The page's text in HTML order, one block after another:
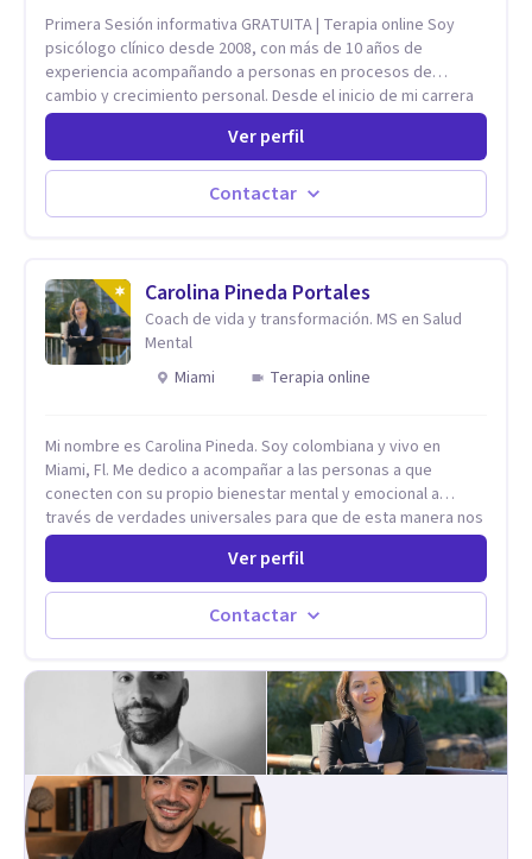
Primera Sesión informativa GRATUITA | Terapia online Soy
psicólogo clínico desde 2008, con más de 10 años de
experiencia acompañando a personas en procesos de
cambio y crecimiento personal. Desde el inicio de mi carrera
me dedico al ámbito clínico y, en paralelo, trabajé 8 años
como docente universitario e integré proyectos de
investigación en psicología. Mi enfoque es cognitivo-
conductual e integrativo, lo que significa que utilizo técnicas
respaldadas por la evidencia científica, adaptándolas a tus
procesos de desarrollo personal Autoconocimiento y
fortalecimiento de habilidades sociales
Ver perfil
Contactar
Carolina Pineda Portales
Coach de vida y transformación. MS en Salud
Mental
Miami
Terapia online
Mi nombre es Carolina Pineda. Soy colombiana y vivo en
Miami, Fl. Me dedico a acompañar a las personas a que
conecten con su propio bienestar mental y emocional a
través de verdades universales para que de esta manera nos
permitamos navegar por la vida con facilidad, paz y gozo.
Todo se encuentra en nuestra propia sabiduría. Todo ocurre
de adentro hacia afuera. Un poco (o mucho) de paz mental es
lo que necesitamos, todos. Empecemos por aqui.
Ver perfil
Contactar